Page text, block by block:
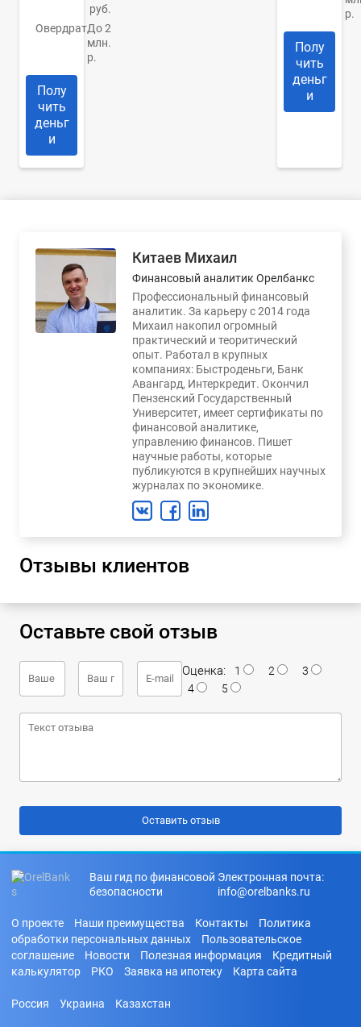
руб.
ОвердратДо 2
млн.
р.
Полу
чить
деньг
и
р.
Полу
чить
деньг
и
Китаев Михаил
Финансовый аналитик Орелбанкс
Профессиональный финансовый
аналитик. За карьеру с 2014 года
Михаил накопил огромный
практический и теоритический
опыт. Работал в крупных
компаниях: Быстроденьги, Банк
Авангард, Интеркредит. Окончил
Пензенский Государственный
Университет, имеет сертификаты по
финансовой аналитике,
управлению финансов. Пишет
научные работы, которые
публикуются в крупнейших научных
журналах по экономике.
Отзывы клиентов
Оставьте свой отзыв
Оценка: 1 2
3
4
5
Ваш гид по финансовой
безопасности
Электронная почта:
info@orelbanks.ru
О проекте Наши преимущества Контакты
Политика
обработки персональных данных
Пользовательское
соглашение
Новости Полезная информация
Кредитный
калькулятор
РКО Заявка на ипотеку Карта сайта
Россия Украина Казахстан